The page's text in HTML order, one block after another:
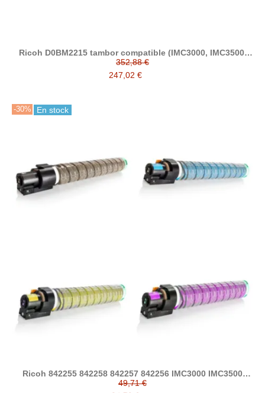
Ricoh D0BM2215 tambor compatible (IMC3000, IMC3500,
IMC4500, IMC5500, IMC6000)
352,88 €
247,02 €
-30% En stock
Ricoh 842255 842258 842257 842256 IMC3000 IMC3500
toner compatible
49,71 €